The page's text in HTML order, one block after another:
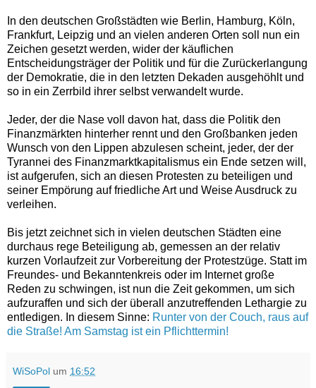
In den deutschen Großstädten wie Berlin, Hamburg, Köln,
Frankfurt, Leipzig und an vielen anderen Orten soll nun ein
Zeichen gesetzt werden, wider der käuflichen
Entscheidungsträger der Politik und für die Zurückerlangung
der Demokratie, die in den letzten Dekaden ausgehöhlt und
so in ein Zerrbild ihrer selbst verwandelt wurde.
Jeder, der die Nase voll davon hat, dass die Politik den
Finanzmärkten hinterher rennt und den Großbanken jeden
Wunsch von den Lippen abzulesen scheint, jeder, der der
Tyrannei des Finanzmarktkapitalismus ein Ende setzen will,
ist aufgerufen, sich an diesen Protesten zu beteiligen und
seiner Empörung auf friedliche Art und Weise Ausdruck zu
verleihen.
Bis jetzt zeichnet sich in vielen deutschen Städten eine
durchaus rege Beteiligung ab, gemessen an der relativ
kurzen Vorlaufzeit zur Vorbereitung der Protestzüge. Statt im
Freundes- und Bekanntenkreis oder im Internet große
Reden zu schwingen, ist nun die Zeit gekommen, um sich
aufzuraffen und sich der überall anzutreffenden Lethargie zu
entledigen. In diesem Sinne: Runter von der Couch, raus auf
die Straße! Am Samstag ist ein Pflichttermin!
WiSoPol um 16:52